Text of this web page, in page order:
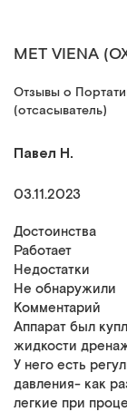
MET VIENA
Отзывы о
(отсасыватель)
Павел Н.
03.11.2023
Достоинства
Работает
Недостатки
Не обнаружили
Комментарий
Аппарат был
жидкости
У него есть
давления- как
легкие при